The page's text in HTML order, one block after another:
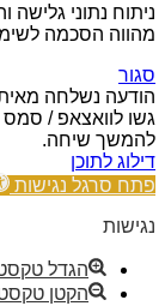
ניתוח נתוני
מהווה הסכמה
סגור
הודעה נשלחה
גשו לוואצאפ / סמס
להמשך שיחה.
דילוג לתוכן
פתח סרגל נגישות
נגישות
הגדל
הקטן